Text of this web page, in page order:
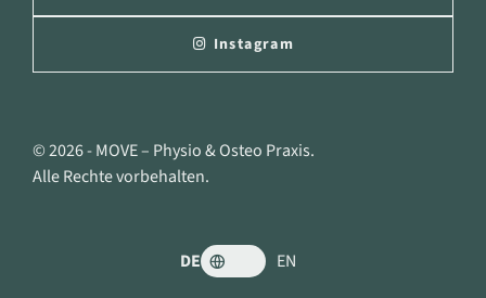
Instagram
© 2026 - MOVE – Physio & Osteo Praxis.
Alle Rechte vorbehalten.
DE EN